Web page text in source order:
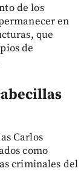
de los
en
que
de
Carlos
como
criminales del